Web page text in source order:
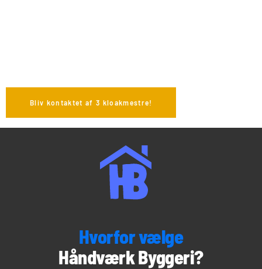
Bliv kontaktet af 3 kloakmestre!
Hvorfor vælge
Håndværk Byggeri?